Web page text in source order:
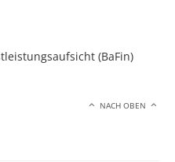
(BaFin)
NACH OBEN